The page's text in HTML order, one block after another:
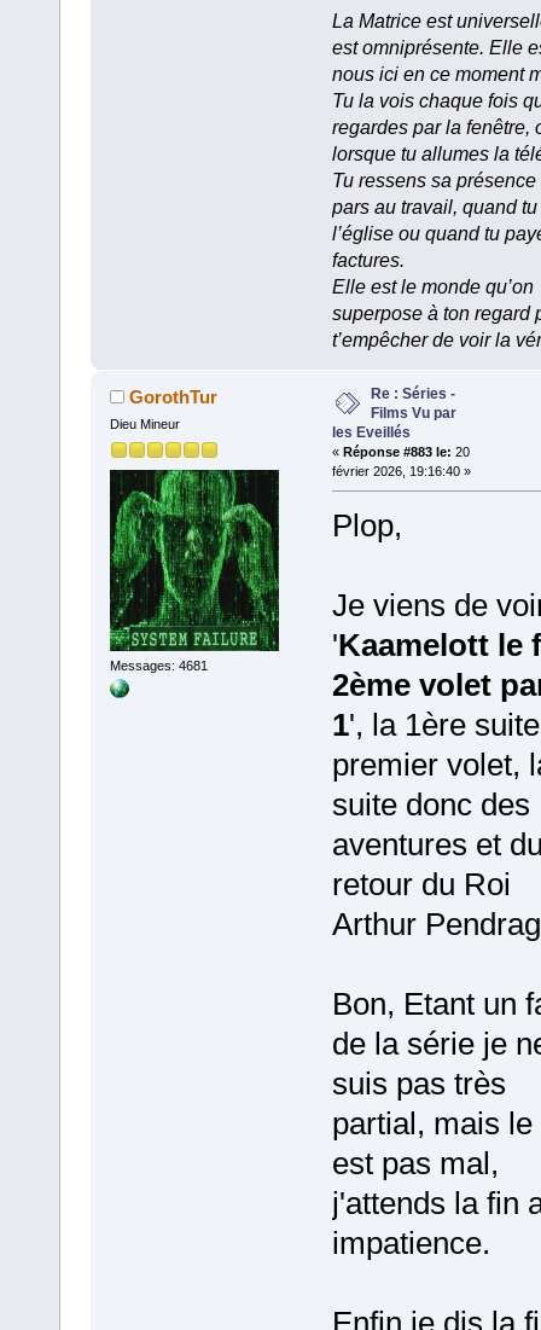
La Matrice est
est omniprésente. Elle
nous ici en ce moment
Tu la vois chaque fois
regardes par la fenêtre,
lorsque tu allumes la
Tu ressens sa
pars au travail, quand
l’église ou quand tu
factures.
Elle est le monde qu’on
superpose à ton regard
t’empêcher de voir la
GorothTur
Dieu Mineur
Messages: 4681
Re : Séries -
Films Vu par
les Eveillés
« Réponse #883 le: 20
février 2026, 19:16:40 »
Plop,
Je viens de
'Kaamelott le
2ème volet
1', la 1ère
premier volet,
suite donc des
aventures et
retour du Roi
Arthur
Bon, Etant un
de la série je
suis pas très
partial, mais le
est pas mal,
j'attends la fin
impatience.
Enfin je dis la